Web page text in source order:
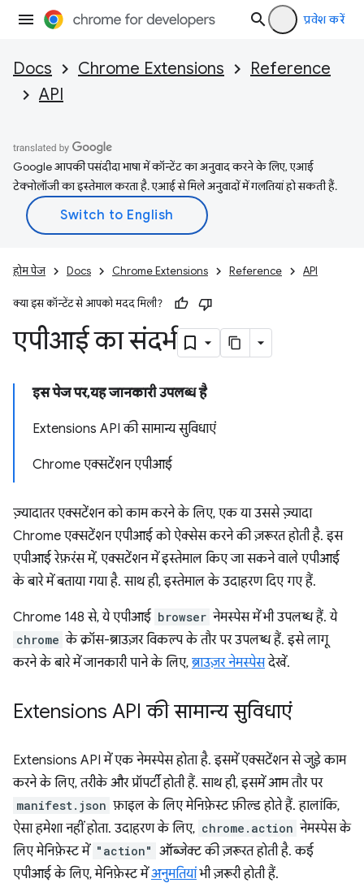
प्रवेश करें
Docs Chrome Extensions
Reference
API
Google आपकी पसंदीदा भाषा में कॉन्टेंट का अनुवाद करने के लिए, एआई
टेक्नोलॉजी का इस्तेमाल करता है. एआई से मिले अनुवादों में गलतियां हो सकती हैं.
होम पेज Docs Chrome Extensions Reference API
क्या इस कॉन्टेंट से आपको मदद मिली?
एपीआई का संदर्भ
इस पेज पर, यह जानकारी उपलब्ध है
Extensions API की सामान्य सुविधाएं
Chrome एक्सटेंशन एपीआई
ज़्यादातर एक्सटेंशन को काम करने के लिए, एक या उससे ज़्यादा
Chrome एक्सटेंशन एपीआई को ऐक्सेस करने की ज़रूरत होती है. इस
एपीआई रेफ़रंस में, एक्सटेंशन में इस्तेमाल किए जा सकने वाले एपीआई
के बारे में बताया गया है. साथ ही, इस्तेमाल के उदाहरण दिए गए हैं.
Chrome 148 से, ये एपीआई browser नेमस्पेस में भी उपलब्ध हैं. ये
chrome के क्रॉस-ब्राउज़र विकल्प के तौर पर उपलब्ध हैं. इसे लागू
करने के बारे में जानकारी पाने के लिए, ब्राउज़र नेमस्पेसदेखें.
Extensions API की सामान्य सुविधाएं
Extensions API में एक नेमस्पेस होता है. इसमें एक्सटेंशन से जुड़े काम
करने के लिए, तरीके और प्रॉपर्टी होती हैं. साथ ही, इसमें आम तौर पर
manifest.json फ़ाइल के लिए मेनिफ़ेस्ट फ़ील्ड होते हैं. हालांकि,
ऐसा हमेशा नहीं होता. उदाहरण के लिए, chrome.action नेमस्पेस के
लिए मेनिफ़ेस्ट में "action" ऑब्जेक्ट की ज़रूरत होती है. कई
एपीआई के लिए, मेनिफ़ेस्ट मेंअनुमतियांभी ज़रूरी होती हैं.